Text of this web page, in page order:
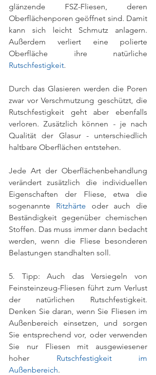
glänzende FSZ-Fliesen, deren
Oberflächenporen geöffnet sind. Damit
kann sich leicht Schmutz anlagern.
Außerdem verliert eine polierte
Rutschfestigkeit.
Durch das Glasieren werden die Poren
zwar vor Verschmutzung geschützt, die
Rutschfestigkeit geht aber ebenfalls
verloren. Zusätzlich können - je nach
Qualität der Glasur - unterschiedlich
haltbare Oberflächen entstehen.
Jede Art der Oberflächenbehandlung
verändert zusätzlich die individuellen
Eigenschaften der Fliese, etwa die
sogenannte Ritzhärte oder auch die
Beständigkeit gegenüber chemischen
Stoffen. Das muss immer dann bedacht
werden, wenn die Fliese besonderen
Belastungen standhalten soll.
5. Tipp: Auch das Versiegeln von
Feinsteinzeug-Fliesen führt zum Verlust
der natürlichen Rutschfestigkeit.
Denken Sie daran, wenn Sie Fliesen im
Außenbereich einsetzen, und sorgen
Sie entsprechend vor, oder verwenden
Sie nur Fliesen mit ausgewiesener
hoher Rutschfestigkeit im
Außenbereich.